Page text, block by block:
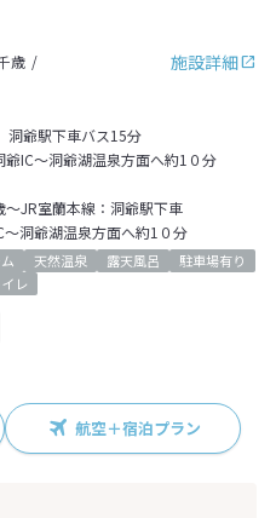
施設詳細
歳
洞爺駅下車バス15分
IC～洞爺湖温泉方面へ約1０分
JR室蘭本線：洞爺駅下車
洞爺湖温泉方面へ約1０分
天然温泉 露天風呂
駐車場有り
レ
航空＋宿泊プラン